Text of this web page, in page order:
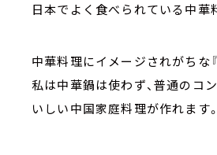
日本でよく食べられている中華
中華料理にイメージされがちな
私は中華鍋は使わず、普通のコ
いしい中国家庭料理が作れます